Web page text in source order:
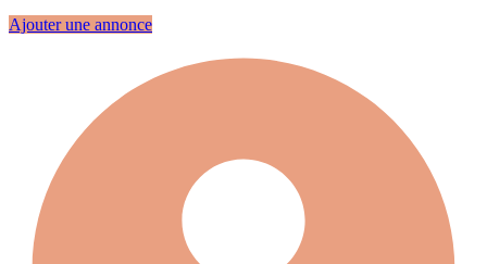
Ajouter une annonce